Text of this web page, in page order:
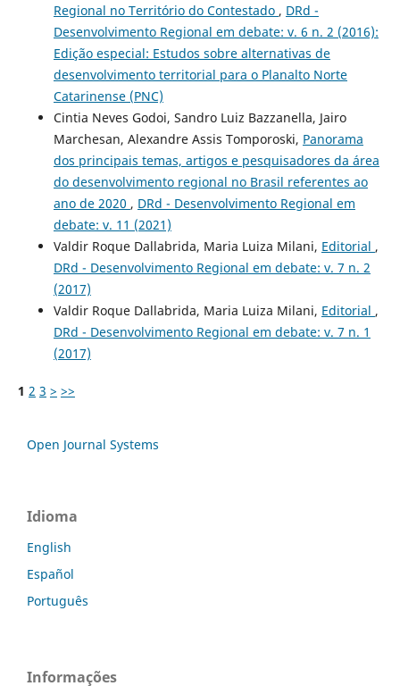
Regional no Território do Contestado , DRd -
Desenvolvimento Regional em debate: v. 6 n. 2 (2016):
Edição especial: Estudos sobre alternativas de
desenvolvimento territorial para o Planalto Norte
Catarinense (PNC)
Cintia Neves Godoi, Sandro Luiz Bazzanella, Jairo
Marchesan, Alexandre Assis Tomporoski, Panorama
dos principais temas, artigos e pesquisadores da área
do desenvolvimento regional no Brasil referentes ao
ano de 2020 , DRd - Desenvolvimento Regional em
debate: v. 11 (2021)
Valdir Roque Dallabrida, Maria Luiza Milani, Editorial ,
DRd - Desenvolvimento Regional em debate: v. 7 n. 2
(2017)
Valdir Roque Dallabrida, Maria Luiza Milani, Editorial ,
DRd - Desenvolvimento Regional em debate: v. 7 n. 1
(2017)
1 2 3 > >>
Open Journal Systems
Idioma
English
Español
Português
Informações